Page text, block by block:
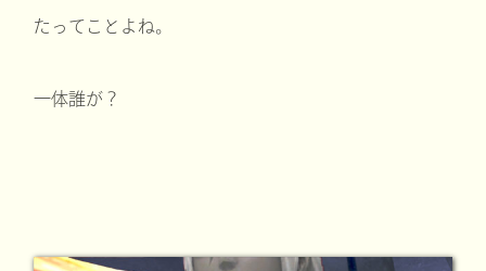
たってことよね。
一体誰が？